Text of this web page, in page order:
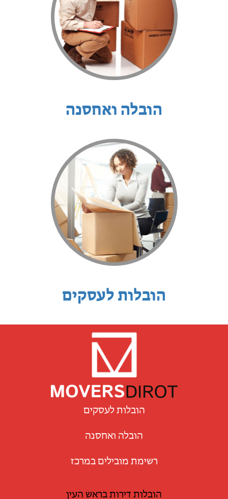
הובלה ואחסנה
הובלות לעסקים
הובלות לעסקים
הובלה ואחסנה
רשימת מובילים במרכז
הובלות דירות בראש העין